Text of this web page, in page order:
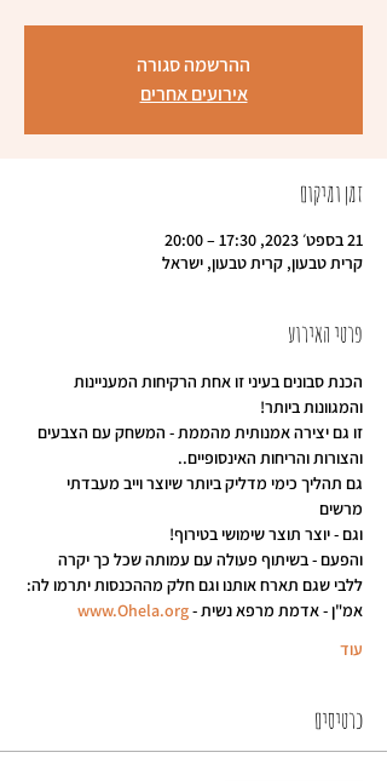
ההרשמה סגורה
אירועים אחרים
זמן ומיקום
21 בספט׳ 2023, 17:30 – 20:00
קרית טבעון, קרית טבעון, ישראל
פרטי האירוע
הכנת סבונים בעיני זו אחת הרקיחות המעניינות
והמגוונות ביותר!
זו גם יצירה אמנותית מהממת - המשחק עם הצבעים
והצורות והריחות האינסופיים..
גם תהליך כימי מדליק ביותר שיוצר וייב מעבדתי
מרשים
וגם - יוצר תוצר שימושי בטירוף!
והפעם - בשיתוף פעולה עם עמותה שכל כך יקרה
ללבי שגם תארח אותנו וגם חלק מההכנסות יתרמו לה:
אמ"ן - אדמת מרפא נשית - www.Ohela.org
עוד
כרטיסים